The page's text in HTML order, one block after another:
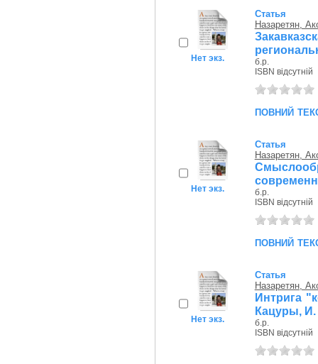
Нет экз.
Статья
Назаретян,
б.р.
ISBN відсутній
повний
Нет экз.
Статья
Назаретян,
б.р.
ISBN відсутній
повний
Нет экз.
Статья
Назаретян,
Интрига
Кацуры, И.
б.р.
ISBN відсутній